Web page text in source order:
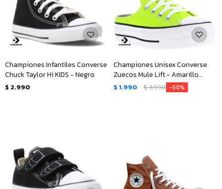
Championes Infantiles Converse
Chuck Taylor Hi KIDS - Negro
$ 2.990
Championes Unisex Converse
Zuecos Mule Lift - Amarillo
Limón
$ 1.990 $3.990 50